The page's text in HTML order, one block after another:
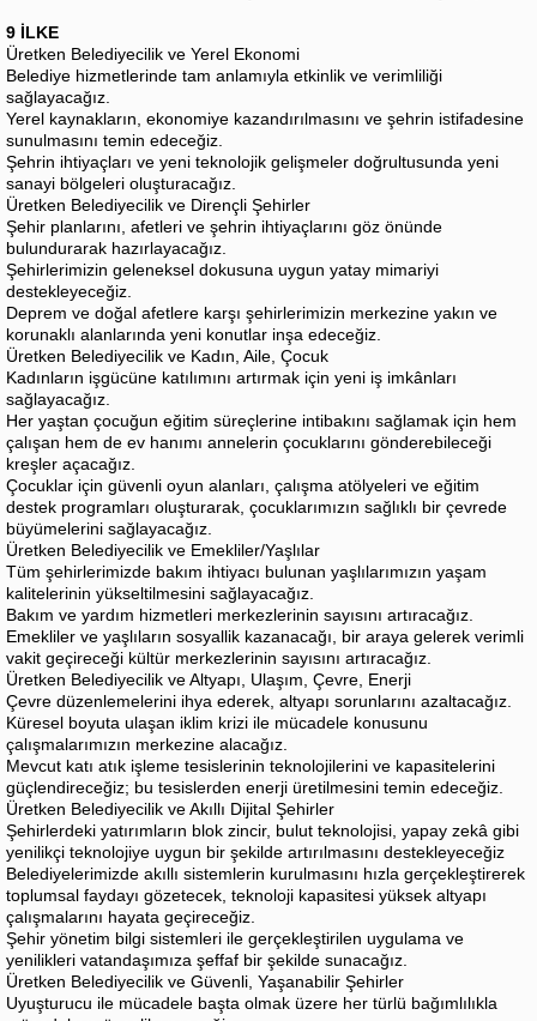
9 İLKE
Üretken Belediyecilik ve Yerel Ekonomi
Belediye hizmetlerinde tam anlamıyla etkinlik ve verimliliği
sağlayacağız.
Yerel kaynakların, ekonomiye kazandırılmasını ve şehrin istifadesine
sunulmasını temin edeceğiz.
Şehrin ihtiyaçları ve yeni teknolojik gelişmeler doğrultusunda yeni
sanayi bölgeleri oluşturacağız.
Üretken Belediyecilik ve Dirençli Şehirler
Şehir planlarını, afetleri ve şehrin ihtiyaçlarını göz önünde
bulundurarak hazırlayacağız.
Şehirlerimizin geleneksel dokusuna uygun yatay mimariyi
destekleyeceğiz.
Deprem ve doğal afetlere karşı şehirlerimizin merkezine yakın ve
korunaklı alanlarında yeni konutlar inşa edeceğiz.
Üretken Belediyecilik ve Kadın, Aile, Çocuk
Kadınların işgücüne katılımını artırmak için yeni iş imkânları
sağlayacağız.
Her yaştan çocuğun eğitim süreçlerine intibakını sağlamak için hem
çalışan hem de ev hanımı annelerin çocuklarını gönderebileceği
kreşler açacağız.
Çocuklar için güvenli oyun alanları, çalışma atölyeleri ve eğitim
destek programları oluşturarak, çocuklarımızın sağlıklı bir çevrede
büyümelerini sağlayacağız.
Üretken Belediyecilik ve Emekliler/Yaşlılar
Tüm şehirlerimizde bakım ihtiyacı bulunan yaşlılarımızın yaşam
kalitelerinin yükseltilmesini sağlayacağız.
Bakım ve yardım hizmetleri merkezlerinin sayısını artıracağız.
Emekliler ve yaşlıların sosyallik kazanacağı, bir araya gelerek verimli
vakit geçireceği kültür merkezlerinin sayısını artıracağız.
Üretken Belediyecilik ve Altyapı, Ulaşım, Çevre, Enerji
Çevre düzenlemelerini ihya ederek, altyapı sorunlarını azaltacağız.
Küresel boyuta ulaşan iklim krizi ile mücadele konusunu
çalışmalarımızın merkezine alacağız.
Mevcut katı atık işleme tesislerinin teknolojilerini ve kapasitelerini
güçlendireceğiz; bu tesislerden enerji üretilmesini temin edeceğiz.
Üretken Belediyecilik ve Akıllı Dijital Şehirler
Şehirlerdeki yatırımların blok zincir, bulut teknolojisi, yapay zekâ gibi
yenilikçi teknolojiye uygun bir şekilde artırılmasını destekleyeceğiz
Belediyelerimizde akıllı sistemlerin kurulmasını hızla gerçekleştirerek
toplumsal faydayı gözetecek, teknoloji kapasitesi yüksek altyapı
çalışmalarını hayata geçireceğiz.
Şehir yönetim bilgi sistemleri ile gerçekleştirilen uygulama ve
yenilikleri vatandaşımıza şeffaf bir şekilde sunacağız.
Üretken Belediyecilik ve Güvenli, Yaşanabilir Şehirler
Uyuşturucu ile mücadele başta olmak üzere her türlü bağımlılıkla